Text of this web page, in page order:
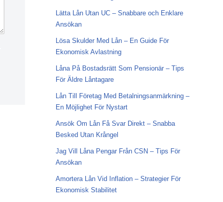
Lätta Lån Utan UC – Snabbare och Enklare
Ansökan
Lösa Skulder Med Lån – En Guide För
Ekonomisk Avlastning
Låna På Bostadsrätt Som Pensionär – Tips
För Äldre Låntagare
Lån Till Företag Med Betalningsanmärkning –
En Möjlighet För Nystart
Ansök Om Lån Få Svar Direkt – Snabba
Besked Utan Krångel
Jag Vill Låna Pengar Från CSN – Tips För
Ansökan
Amortera Lån Vid Inflation – Strategier För
Ekonomisk Stabilitet